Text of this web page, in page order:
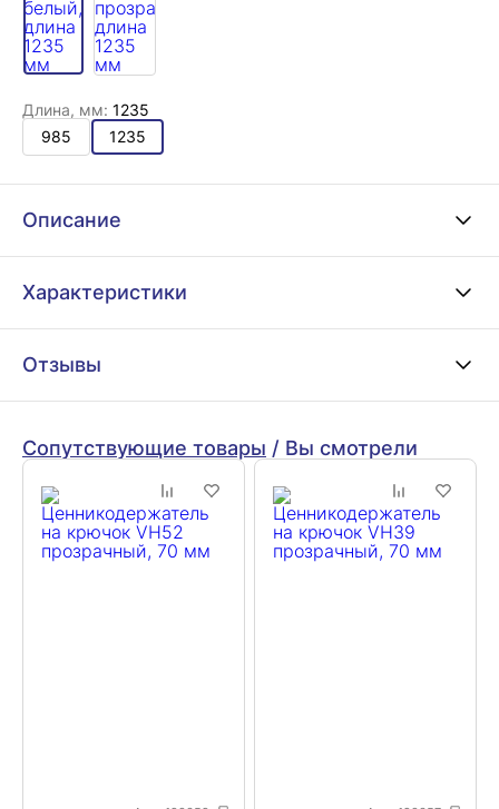
Длина, мм: 1235
985
1235
Описание
Характеристики
Отзывы
Сопутствующие товары / Вы смотрели